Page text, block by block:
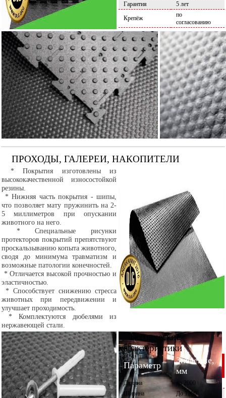
Гарантия
5 лет
Крепёж
по
согласованию
ПРОХОДЫ, ГАЛЕРЕИ, НАКОПИТЕЛИ
* Покрытия изготовлены из
высококачественной износостойкой
резины.
* Нижняя часть покрытия - шипы,
что позволяет мату пружинить на 2-
5 миллиметров при опускании
животного на него.
* Специальные рисунки
протекторов покрытий препятствуют
проскальзыванию копыта животного,
сводя до минимума травматизм и
возможные патологии конечностей.
* Отличается высокой прочностью и
эластичностью.
* Способствует снижению стресса
животных при передвижении и
улучшает проходимость.
* Комплектуются дюбелями из
нержавеющей стали.
Технические
характеристики
Параметр
Значение,
мм
Длинна
до 2000
Ширина
До 1200